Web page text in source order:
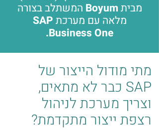
מביתBoyum המשתלב בצורה
מלאה עם מערכתSAP
Business One.
מתי מודול הייצור של
SAP כבר לא מתאים,
וצריך מערכת לניהול
רצפת ייצור מתקדמת?